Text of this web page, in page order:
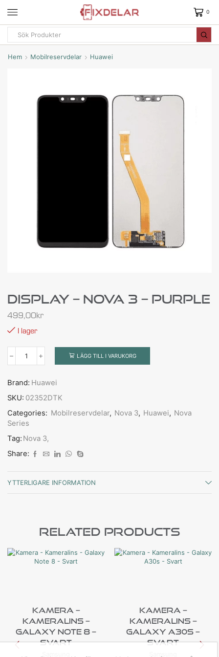
0
Hem Mobilreservdelar Huawei
Display – Nova 3 – Purple
499,00kr
I lager
LÄGG TILL I VARUKORG
Brand: Huawei
SKU: 02352DTK
Categories: Mobilreservdelar, Nova 3, Huawei, Nova
Series
Tag: Nova 3,
Share:
YTTERLIGARE INFORMATION
Related Products
Kamera –
Kameralins –
Galaxy Note 8 –
Svart
Kamera –
Kameralins –
Galaxy A30s –
Svart